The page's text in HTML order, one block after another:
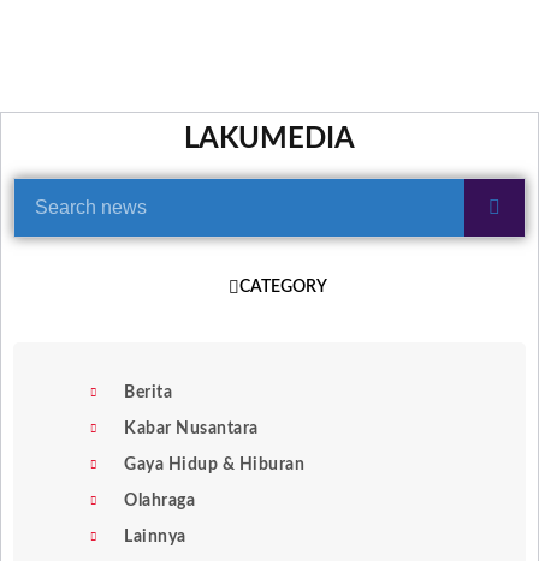
LAKUMEDIA
CATEGORY
Berita
Kabar Nusantara
Gaya Hidup & Hiburan
Olahraga
Lainnya